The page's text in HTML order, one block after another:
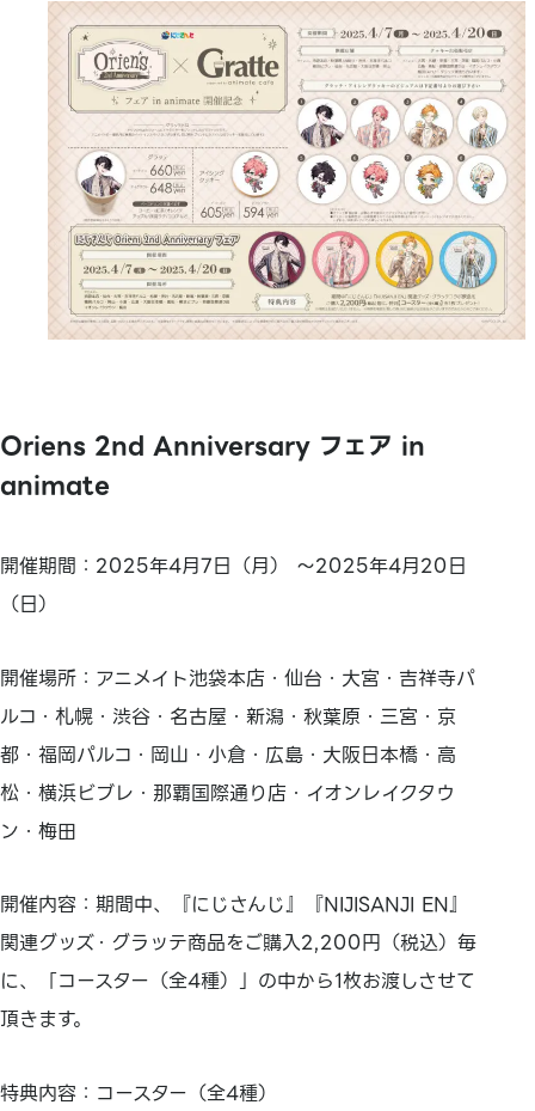
Oriens 2nd Anniversary フェア in
animate
開催期間：2025年4月7日（月） ～2025年4月20日
（日）
開催場所：アニメイト池袋本店・仙台・大宮・吉祥寺パ
ルコ・札幌・渋谷・名古屋・新潟・秋葉原・三宮・京
都・福岡パルコ・岡山・小倉・広島・大阪日本橋・高
松・横浜ビブレ・那覇国際通り店・イオンレイクタウ
ン・梅田
開催内容：期間中、『にじさんじ』『NIJISANJI EN』
関連グッズ・グラッテ商品をご購入2,200円（税込）毎
に、「コースター（全4種）」の中から1枚お渡しさせて
頂きます。
特典内容：コースター（全4種）